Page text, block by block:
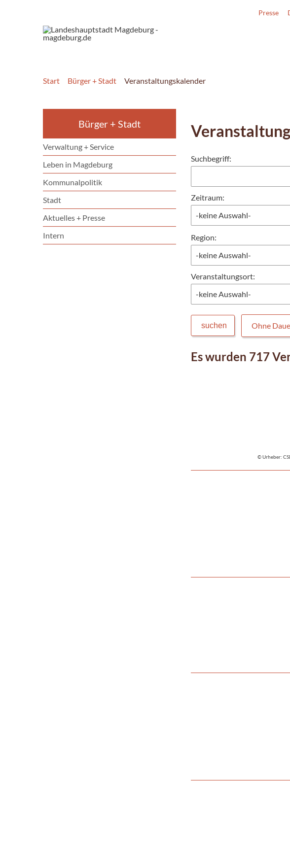
Presse
Start Bürger + Stadt Veranstaltungskalender
Bürger + Stadt
Verwaltung + Service
Leben in Magdeburg
Kommunalpolitik
Stadt
Aktuelles + Presse
Intern
Suchbegriff:
Zeitraum:
Region:
Veranstaltungsort:
suchen Ohne
Es wurden 717
© Urheber: